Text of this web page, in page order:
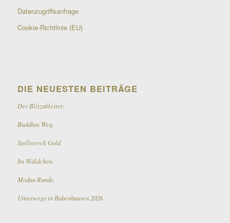
Datenzugriffsanfrage
Cookie-Richtlinie (EU)
DIE NEUESTEN BEITRÄGE
Der Blitzableiter.
Buddhas Weg.
Stollwerck Gold
Im Wäldchen.
Modau Runde.
Unterwegs in Babenhausen 2026